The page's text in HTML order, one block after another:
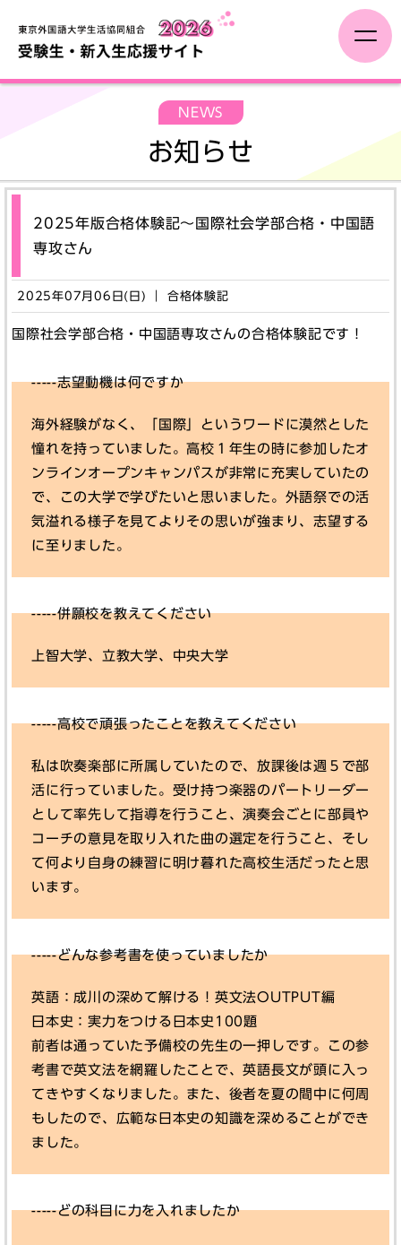
NEWS
お知らせ
2025年版合格体験記～国際社会学部合格・中国語
専攻さん
2025年07月06日(日) ｜ 合格体験記
国際社会学部合格・中国語専攻さんの合格体験記です！
-----志望動機は何ですか
海外経験がなく、「国際」というワードに漠然とした
憧れを持っていました。高校１年生の時に参加したオ
ンラインオープンキャンパスが非常に充実していたの
で、この大学で学びたいと思いました。外語祭での活
気溢れる様子を見てよりその思いが強まり、志望する
に至りました。
-----併願校を教えてください
上智大学、立教大学、中央大学
-----高校で頑張ったことを教えてください
私は吹奏楽部に所属していたので、放課後は週５で部
活に行っていました。受け持つ楽器のパートリーダー
として率先して指導を行うこと、演奏会ごとに部員や
コーチの意見を取り入れた曲の選定を行うこと、そし
て何より自身の練習に明け暮れた高校生活だったと思
います。
-----どんな参考書を使っていましたか
英語：成川の深めて解ける！英文法OUTPUT編
日本史：実力をつける日本史100題
前者は通っていた予備校の先生の一押しです。この参
考書で英文法を網羅したことで、英語長文が頭に入っ
てきやすくなりました。また、後者を夏の間中に何周
もしたので、広範な日本史の知識を深めることができ
ました。
-----どの科目に力を入れましたか